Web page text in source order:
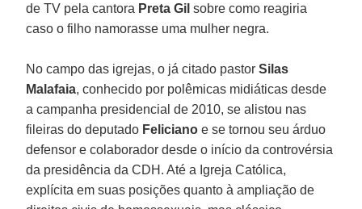
de TV pela cantora Preta Gilsobre como reagiria
caso o filho namorasse uma mulher negra.
No campo das igrejas, o já citado pastorSilas
Malafaia, conhecido por polêmicas midiáticas desde
a campanha presidencial de 2010, se alistou nas
fileiras do deputado Felicianoe se tornou seu árduo
defensor e colaborador desde o início da controvérsia
da presidência da CDH. Até a Igreja Católica,
explícita em suas posições quanto à ampliação de